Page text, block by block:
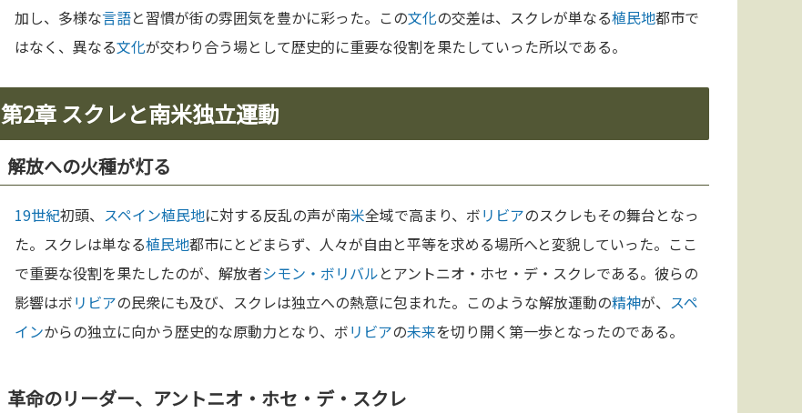
加し、多様な言語と習慣が街の雰囲気を豊かに彩った。この文化の交差は、スクレが単なる植民地都市で
はなく、異なる文化が交わり合う場として歴史的に重要な役割を果たしていった所以である。
第2章 スクレと南米独立運動
解放への火種が灯る
19世紀初頭、 スペイン植民地に対する反乱の声が南米全域で高まり、ボリビアのスクレもその舞台となっ
た。スクレは単なる植民地都市にとどまらず、人々が自由と平等を求める場所へと変貌していった。ここ
で重要な役割を果たしたのが、解放者シモン・ボリバルとアントニオ・ホセ・デ・スクレである。彼らの
影響はボリビアの民衆にも及び、スクレは独立への熱意に包まれた。このような解放運動の精神が、 スペ
インからの独立に向かう歴史的な原動力となり、ボリビアの未来を切り開く第一歩となったのである。
革命のリーダー、アントニオ・ホセ・デ・スクレ